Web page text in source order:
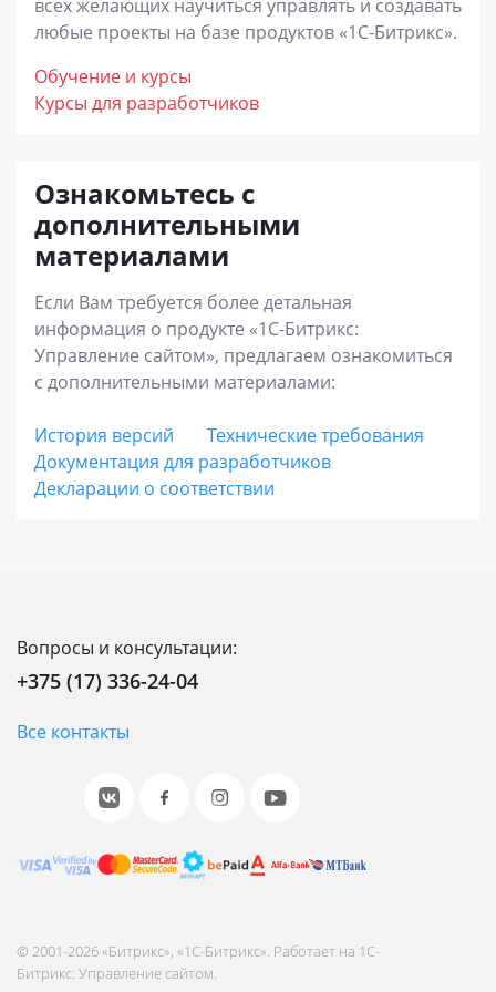
«Бизнес»– лицензия для интернет-магазинов
онлайн-продаж, повышения конверсии и
возможность построения дилерских продаж,
продаж электронных товаров, инструменты
увеличения среднего чека (наборы и
комплекты), запустить программу лояльности
и аффилиатские программы, использовать
расширенную отчетность.
«Энтерпрайз» – лицензия с максимальной
функциональностью для средних и крупных
интернет-магазинов, региональных и
встраивать интернет-магазин в
инфраструктуру компании для лучшей
интеграции и наивысшего качества сервиса.
отказоустойчивое решение для работы
Битрикс.
лицензию с необходимыми параметрами.
бухгалтерском учете. Ее назначение –
использования программного продукта
Срок действия Ограниченной лицензии
совпадает со сроком исключительных прав на
программный продукт (по статье 988 ГК РБ).
всех желающих научиться управлять и создавать
любые проекты на базе продуктов «1С-Битрикс».
Обучение и курсы
Курсы для разработчиков
Ознакомьтесь с
дополнительными
материалами
Если Вам требуется более детальная
информация о продукте «1С-Битрикс:
Управление сайтом», предлагаем ознакомиться
с дополнительными материалами:
История версий
Технические требования
Документация для разработчиков
Декларации о соответствии
Вопросы и консультации:
+375 (17) 336-24-04
Все контакты
© 2001-2026 «Битрикс», «1С-Битрикс». Работает на 1С-
Битрикс: Управление сайтом.